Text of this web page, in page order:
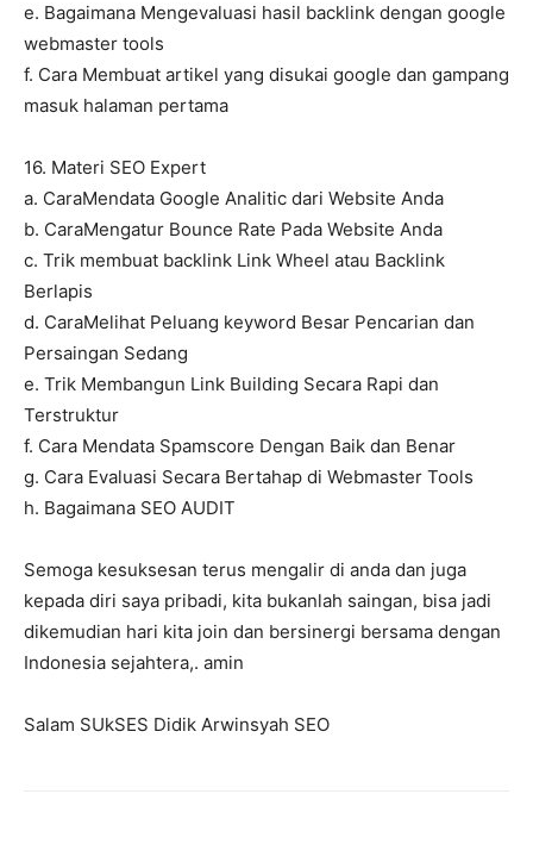
e. Bagaimana Mengevaluasi hasil backlink dengan google
webmaster tools
f. Cara Membuat artikel yang disukai google dan gampang
masuk halaman pertama
16. Materi SEO Expert
a. CaraMendata Google Analitic dari Website Anda
b. CaraMengatur Bounce Rate Pada Website Anda
c. Trik membuat backlink Link Wheel atau Backlink
Berlapis
d. CaraMelihat Peluang keyword Besar Pencarian dan
Persaingan Sedang
e. Trik Membangun Link Building Secara Rapi dan
Terstruktur
f. Cara Mendata Spamscore Dengan Baik dan Benar
g. Cara Evaluasi Secara Bertahap di Webmaster Tools
h. Bagaimana SEO AUDIT
Semoga kesuksesan terus mengalir di anda dan juga
kepada diri saya pribadi, kita bukanlah saingan, bisa jadi
dikemudian hari kita join dan bersinergi bersama dengan
Indonesia sejahtera,. amin
Salam SUkSES Didik Arwinsyah SEO